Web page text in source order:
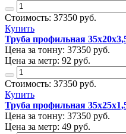
Стоимость: 37350 руб.
Купить
Труба профильная
Цена за тонну: 37350 руб.
Цена за метр: 92 руб.
Стоимость: 37350 руб.
Купить
Труба профильная
Цена за тонну: 37350 руб.
Цена за метр: 49 руб.